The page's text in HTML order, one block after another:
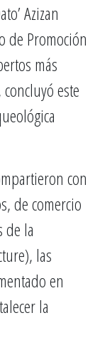
Azizan
de Promoción
más
este
con
de comercio
de la
las
en
la